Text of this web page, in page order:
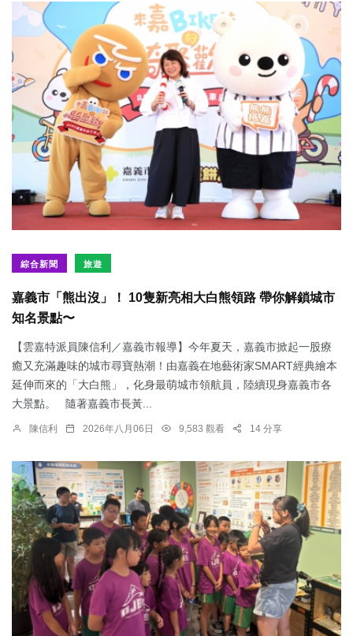
綜合新聞 旅遊
嘉義市「熊出沒」！ 10隻新亮相大白熊領路 帶你解鎖城市
知名景點〜
【雲嘉特派員陳信利／嘉義市報導】今年夏天，嘉義市掀起一股療
癒又充滿趣味的城市尋寶熱潮！由嘉義在地藝術家SMART經典繪本
延伸而來的「大白熊」，化身最萌城市領航員，陸續現身嘉義市各
大景點。 隨著嘉義市長黃...
陳信利 2026年八月06日 9,583 觀看 14 分享